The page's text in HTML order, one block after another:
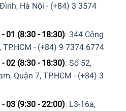
Hà Nội - (+84) 3 3574
01 (8:30 - 18:30): 344 Cộng
TP.HCM - (+84) 9 7374 6774
02 (8:30 - 18:30): Số 52,
Quận 7, TP.HCM - (+84) 3
03 (9:30 - 22:00): L3-16a,